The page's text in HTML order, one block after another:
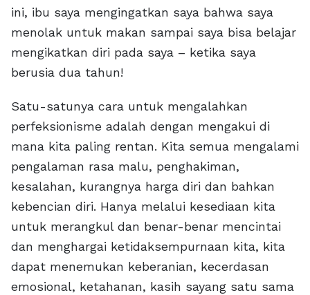
ini, ibu saya mengingatkan saya bahwa saya
menolak untuk makan sampai saya bisa belajar
mengikatkan diri pada saya – ketika saya
berusia dua tahun!
Satu-satunya cara untuk mengalahkan
perfeksionisme adalah dengan mengakui di
mana kita paling rentan. Kita semua mengalami
pengalaman rasa malu, penghakiman,
kesalahan, kurangnya harga diri dan bahkan
kebencian diri. Hanya melalui kesediaan kita
untuk merangkul dan benar-benar mencintai
dan menghargai ketidaksempurnaan kita, kita
dapat menemukan keberanian, kecerdasan
emosional, ketahanan, kasih sayang satu sama